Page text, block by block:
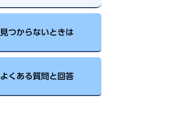
見つからないときは
よくある質問と回答